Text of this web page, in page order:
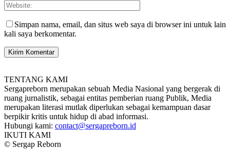
Simpan nama, email, dan situs web saya di browser ini untuk lain
kali saya berkomentar.
TENTANG KAMI
Sergapreborn merupakan sebuah Media Nasional yang bergerak di
ruang jurnalistik, sebagai entitas pemberian ruang Publik, Media
merupakan literasi mutlak diperlukan sebagai kemampuan dasar
berpikir kritis untuk hidup di abad informasi.
Hubungi kami: contact@sergapreborn.id
IKUTI KAMI
© Sergap Reborn